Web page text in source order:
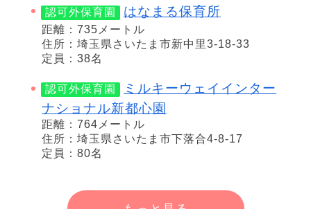
認可外保育園 はなまる保育所
距離：735メートル
住所：埼玉県さいたま市新中里3-18-33
定員：38名
認可外保育園
ミルキーウェイインター
ナショナル新都心園
距離：764メートル
住所：埼玉県さいたま市下落合4-8-17
定員：80名